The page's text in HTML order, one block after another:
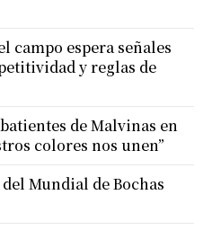
campo espera señales
y reglas de
de Malvinas en
colores nos unen”
Mundial de Bochas